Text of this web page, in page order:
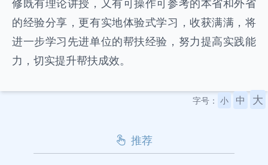
修既有理论讲授，又有可操作可参考的本省和外省
的经验分享，更有实地体验式学习，收获满满，将
进一步学习先进单位的帮扶经验，努力提高实践能
力，切实提升帮扶成效。
字号： 小 中 大
推荐